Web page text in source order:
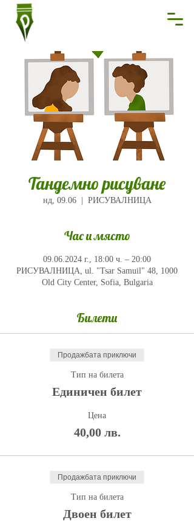
Тандемно рисуване
нд, 09.06
  |
РИСУВАЛНИЦА
Час и място
09.06.2024 г., 18:00 ч. – 20:00
РИСУВАЛНИЦА, ul. "Tsar Samuil" 48, 1000
Old City Center, Sofia, Bulgaria
Билети
Продажбата приключи
Тип на билета
Единичен билет
Цена
40,00 лв.
Продажбата приключи
Тип на билета
Двоен билет